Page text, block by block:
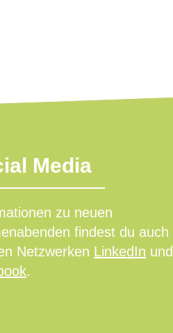
Media
zu neuen
findest du auch
Netzwerken LinkedIn und
.